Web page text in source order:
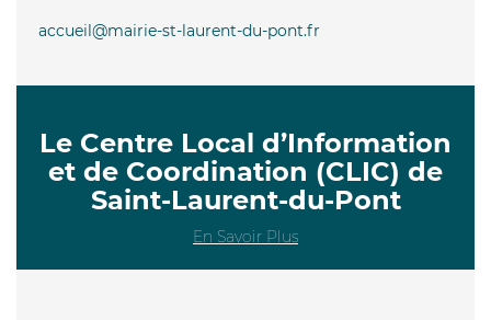
accueil@mairie-st-laurent-du-pont.fr
Le Centre Local d’Information
et de Coordination (CLIC) de
Saint-Laurent-du-Pont
En Savoir Plus